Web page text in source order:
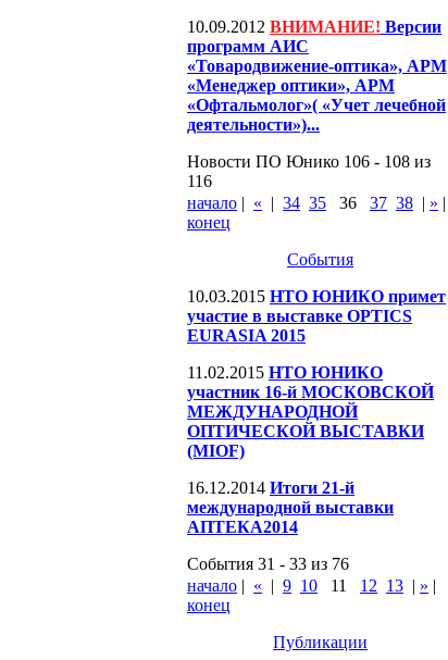
10.09.2012 ВНИМАНИЕ! Версии
программ АИС
«Товародвижение-оптика», АРМ
«Менеджер оптики», АРМ
«Офтальмолог»( «Учет лечебной
деятельности»)...
Новости ПО Юнико 106 - 108 из
116
начало | « | 34 35 36 37 38 | » |
конец
События
10.03.2015 НТО ЮНИКО примет
участие в выставке OPTICS
EURASIA 2015
11.02.2015 НТО ЮНИКО
участник 16-й МОСКОВСКОЙ
МЕЖДУНАРОДНОЙ
ОПТИЧЕСКОЙ ВЫСТАВКИ
(MIOF)
16.12.2014 Итоги 21-й
международной выставки
АПТЕКА2014
События 31 - 33 из 76
начало | « | 9 10 11 12 13 | » |
конец
Публикации